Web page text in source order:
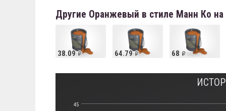
Другие Оранжевый в стиле Манн Ко
38.09 64.79 68
45